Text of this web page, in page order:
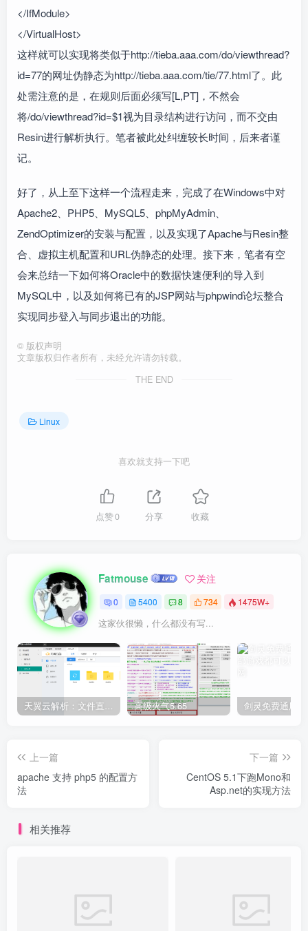
</IfModule>
</VirtualHost>
这样就可以实现将类似于http://tieba.aaa.com/do/viewthread?
id=77的网址伪静态为http://tieba.aaa.com/tie/77.html了。此
处需注意的是，在规则后面必须写[L,PT]，不然会
将/do/viewthread?id=$1视为目录结构进行访问，而不交由
Resin进行解析执行。笔者被此处纠缠较长时间，后来者谨
记。
好了，从上至下这样一个流程走来，完成了在Windows中对
Apache2、PHP5、MySQL5、phpMyAdmin、
ZendOptimizer的安装与配置，以及实现了Apache与Resin整
合、虚拟主机配置和URL伪静态的处理。接下来，笔者有空
会来总结一下如何将Oracle中的数据快速便利的导入到
MySQL中，以及如何将已有的JSP网站与phpwind论坛整合
实现同步登入与同步退出的功能。
© 版权声明
文章版权归作者所有，未经允许请勿转载。
THE END
Linux
喜欢就支持一下吧
点赞0 分享 收藏
Fatmouse 关注
0 5400 8 734 1475W+
这家伙很懒，什么都没有写...
天翼云解析：文件直链获取源码 高级火气5.65
上一篇
apache 支持 php5 的配置方
法
下一篇
CentOS 5.1下跑Mono和
Asp.net的实现方法
相关推荐